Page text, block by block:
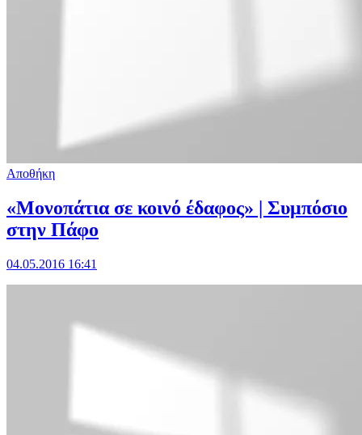
Αποθήκη
«Μονοπάτια σε κοινό έδαφος» | Συμπόσιο
στην Πάφο
04.05.2016 16:41